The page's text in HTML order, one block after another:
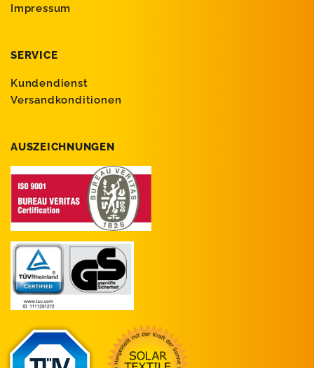
Impressum
SERVICE
Kundendienst
Versandkonditionen
AUSZEICHNUNGEN